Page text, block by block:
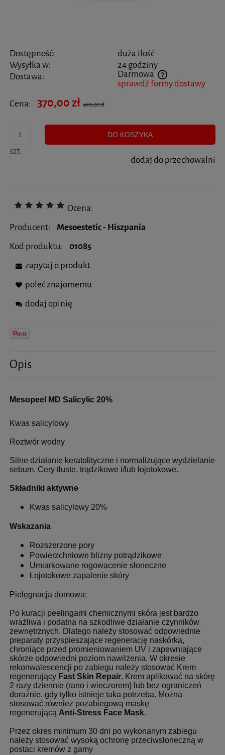
Dostępność:
duża ilość
Wysyłka w:
24 godziny
Dostawa:
Darmowa
Cena nie zawiera ewentualnych kosztów płatnościsprawdź formy dostawy
Cena:
370,00 zł 460,00 zł
szt.
DO KOSZYKA
dodaj do przechowalni
Ocena:
Producent:
Mesoestetic - Hiszpania
Kod produktu:
01085
zapytaj o produkt
poleć znajomemu
dodaj opinię
Opis
Mesopeel MD Salicylic 20%
Kwas salicylowy
Roztwór wodny
Silne działanie keratolityczne i normalizujące wydzielanie
sebum. Cery tłuste, trądzikowe i/lub łojotokowe.
Składniki aktywne
Kwas salicylowy 20%
Wskazania
Rozszerzone pory
Powierzchniowe blizny potrądzikowe
Umiarkowane rogowacenie słoneczne
Łojotokowe zapalenie skóry
Pielęgnacja domowa:
Po kuracji peelingami chemicznymi skóra jest bardzo
wrażliwa i podatna na szkodliwe działanie czynników
zewnętrznych. Dlatego należy stosować odpowiednie
preparaty przyspieszające regenerację naskórka,
chroniące przed promieniowaniem UV i zapewniające
skórze odpowiedni poziom nawilżenia. W okresie
rekonwalescencji po zabiegu należy stosować Krem
regenerujący Fast Skin Repair. Krem aplikować na skórę
2 razy dziennie (rano i wieczorem) lub bez ograniczeń
doraźnie, gdy tylko istnieje taka potrzeba. Można
stosować również pozabiegową maskę
regenerującą Anti-Stress Face Mask.
Przez okres minimum 30 dni po wykonanym zabiegu
należy stosować wysoką ochronę przeciwsłoneczną w
postaci kremów z gamy